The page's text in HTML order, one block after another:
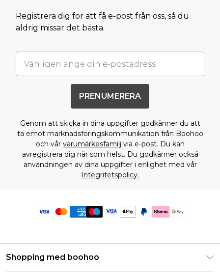
Registrera dig för att få e-post från oss, så du
aldrig missar det bästa.
PRENUMERERA
Genom att skicka in dina uppgifter godkänner du att
ta emot marknadsföringskommunikation från Boohoo
och vår varumärkesfamilj via e-post. Du kan
avregistrera dig när som helst. Du godkänner också
användningen av dina uppgifter i enlighet med vår
Integritetspolicy.
Shopping med boohoo